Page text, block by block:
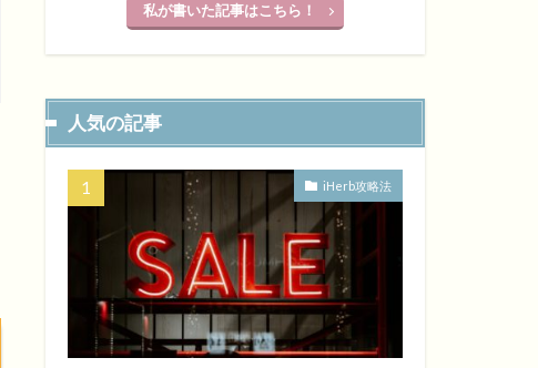
私が書いた記事はこちら！
人気の記事
iHerb攻略法